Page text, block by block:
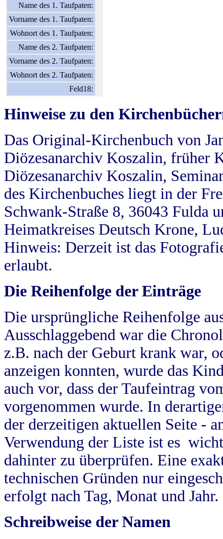
Name des 1. Taufpaten:
Vorname des 1. Taufpaten:
Wohnort des 1. Taufpaten:
Name des 2. Taufpaten:
Vorname des 2. Taufpaten:
Wohnort des 2. Taufpaten:
Feld18:
Hinweise zu den
Das Original-Kirchenbuch von
Diözesanarchiv Koszalin, früher
Diözesanarchiv Koszalin,
des Kirchenbuches liegt in der
Schwank-Straße 8, 36043 Fulda
Heimatkreises Deutsch Krone,
Hinweis: Derzeit ist das
erlaubt.
Die Reihenfolge der Einträge
Die ursprüngliche Reihenfolge
Ausschlaggebend war die
z.B. nach der Geburt krank war,
anzeigen konnten, wurde das
auch vor, dass der Taufeintrag
vorgenommen wurde. In
der derzeitigen aktuellen Seite -
Verwendung der Liste ist es
dahinter zu überprüfen. Eine
technischen Gründen nur
erfolgt nach Tag, Monat und Jahr.
Schreibweise der Namen